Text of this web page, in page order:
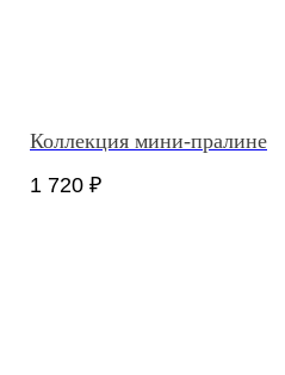
Коллекция мини-пралине
1 720 ₽